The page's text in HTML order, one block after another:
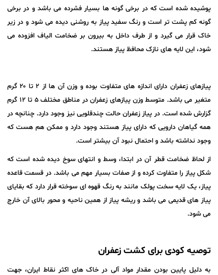
پوشیده شده است که در برخی گونه ها بسیار فشرده می باشد و در برخی
گونه کم پشت تر است و رنگ سفید پیاز به روشنی دیده می شود و در زیر
خاک قرار می گیرد و از طرف داخل به بیرون بر ضخامت الیاف افزوده می
شود، این لایه های نازک محافظ پیاز هستند.
پیازهای زعفران دارای اندازه های متفاوت بوده و وزن آن ها از ۲ تا ۲۰ گرم
متغیر می باشد. متوسط وزن پیازهای زعفران در مناطق مختلف ۵ تا ۱۲ گرم
گزارش شده است. در پیاز زعفران حالت چندقلویی نیز وجود دارد. چنانچه در
همه گیاهان دارویی که دارای پیاز هستند وجود دارد و ممکن هم هست که
وجود نداشته باشد و احتمال نبود آن بیشتر است.
از لحاظ ضخامت قطر آن در ابتدا، وسط و انتهای سوخ دیده شده است که
شکل پیاز را متفاوت کرده و از صفات بسیار مهم می باشد. در قسمت قاعده
پیاز، یک لایه سخت پولک مانند به رنگ قهوه ای سوخته قرار دارد که بقایای
پیاز های قدیمی می باشد و ریشه پیاز از همین ناحیه و محور بالای آن خارج
می شود.
توصیه کودی برای کشت زعفران
به دلیل پایین بودن مقدار مواد آلی در خاک های اکثر نقاط ایران، جهت